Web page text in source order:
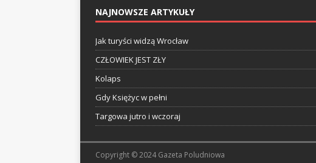
NAJNOWSZE ARTYKUŁY
Jak turyści widzą Wrocław
CZŁOWIEK JEST ZŁY
Kolaps
Gdy Księżyc w pełni
Targowa jutro i wczoraj
Copyright © 2024 Gazeta Poludniowa